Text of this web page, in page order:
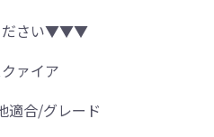
ださい▼▼▼
ァイア
適合/グレード